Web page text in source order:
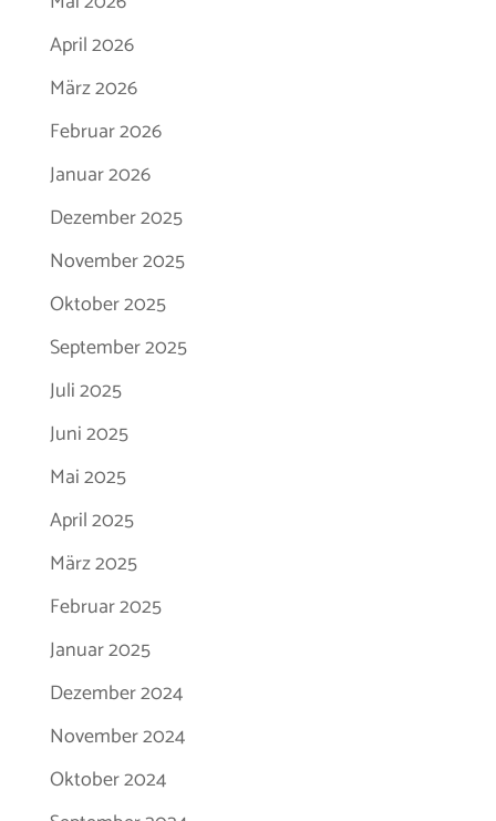
April 2026
März 2026
Februar 2026
Januar 2026
Dezember 2025
November 2025
Oktober 2025
September 2025
Juli 2025
Juni 2025
Mai 2025
April 2025
März 2025
Februar 2025
Januar 2025
Dezember 2024
November 2024
Oktober 2024